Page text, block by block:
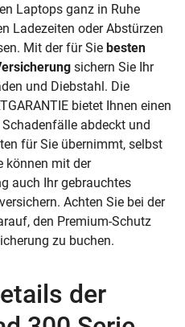
Laptops ganz in Ruhe
Ladezeiten oder Abstürzen
Mit der für Sie besten
sichern Sie Ihr
und Diebstahl. Die
bietet Ihnen einen
abdeckt und
für Sie übernimmt, selbst
können mit der
auch Ihr gebrauchtes
Achten Sie bei der
den Premium-Schutz
zu buchen.
der